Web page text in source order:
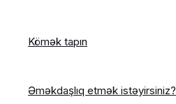
Kömək tapın
Əməkdaşlıq etmək istəyirsiniz?